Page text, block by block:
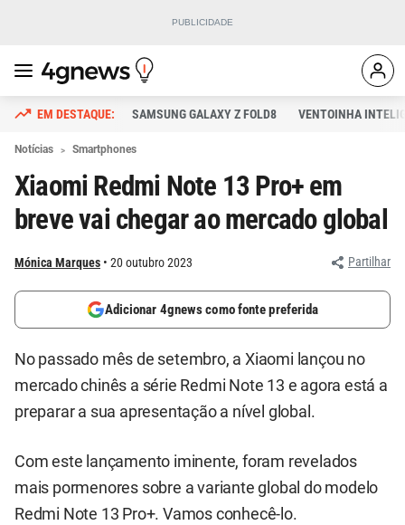
SAMSUNG GALAXY Z FOLD8 VENTOINHA
Notícias Smartphones
Xiaomi Redmi Note 13 Pro+ em
breve vai chegar ao mercado global
Mónica Marques 20 outubro 2023 Partilhar
Adicionar 4gnews como fonte preferida
No passado mês de setembro, a Xiaomi lançou no
mercado chinês a série Redmi Note 13 e agora está a
preparar a sua apresentação a nível global.
Com este lançamento iminente, foram revelados
mais pormenores sobre a variante global do modelo
Redmi Note 13 Pro+. Vamos conhecê-lo.